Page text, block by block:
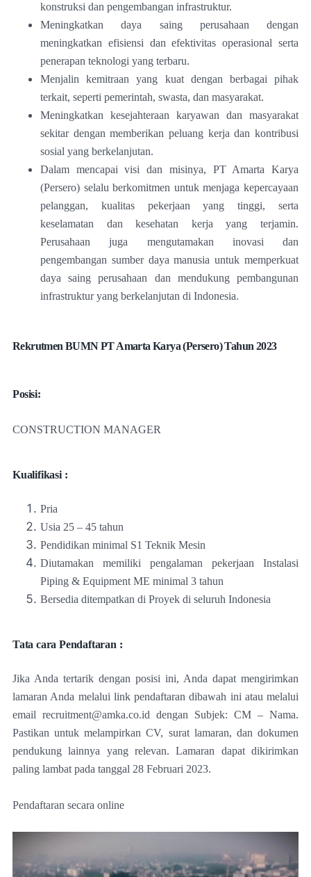
konstruksi dan pengembangan infrastruktur.
Meningkatkan daya saing perusahaan dengan
meningkatkan efisiensi dan efektivitas operasional serta
penerapan teknologi yang terbaru.
Menjalin kemitraan yang kuat dengan berbagai pihak
terkait, seperti pemerintah, swasta, dan masyarakat.
Meningkatkan kesejahteraan karyawan dan masyarakat
sekitar dengan memberikan peluang kerja dan kontribusi
sosial yang berkelanjutan.
Dalam mencapai visi dan misinya, PT Amarta Karya
(Persero) selalu berkomitmen untuk menjaga kepercayaan
pelanggan, kualitas pekerjaan yang tinggi, serta
keselamatan dan kesehatan kerja yang terjamin.
Perusahaan juga mengutamakan inovasi dan
pengembangan sumber daya manusia untuk memperkuat
daya saing perusahaan dan mendukung pembangunan
infrastruktur yang berkelanjutan di Indonesia.
Rekrutmen BUMN PT Amarta Karya (Persero) Tahun 2023
Posisi:
CONSTRUCTION MANAGER
Kualifikasi :
Pria
Usia 25 – 45 tahun
Pendidikan minimal S1 Teknik Mesin
Diutamakan memiliki pengalaman pekerjaan Instalasi
Piping & Equipment ME minimal 3 tahun
Bersedia ditempatkan di Proyek di seluruh Indonesia
Tata cara Pendaftaran :
Jika Anda tertarik dengan posisi ini, Anda dapat mengirimkan
lamaran Anda melalui link pendaftaran dibawah ini atau melalui
email recruitment@amka.co.id dengan Subjek: CM – Nama.
Pastikan untuk melampirkan CV, surat lamaran, dan dokumen
pendukung lainnya yang relevan. Lamaran dapat dikirimkan
paling lambat pada tanggal 28 Februari 2023.
Pendaftaran secara online